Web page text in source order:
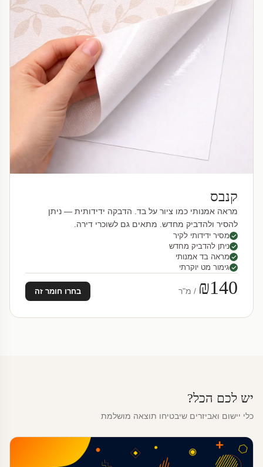
קנבס
מראה אמנותי כמו ציור על בד. הדבקה ידידותית — ניתן
להסיר ולהדביק מחדש. מתאים גם לשוכרי דירה.
מסיר ידידותי לקיר
ניתן להדביק מחדש
מראה בד אמנותי
גימור מט יוקרתי
₪140 / מ"ר בחרו חומר זה
יש לכם הכל?
כלי יישום ואביזרים שיבטיחו תוצאה מושלמת